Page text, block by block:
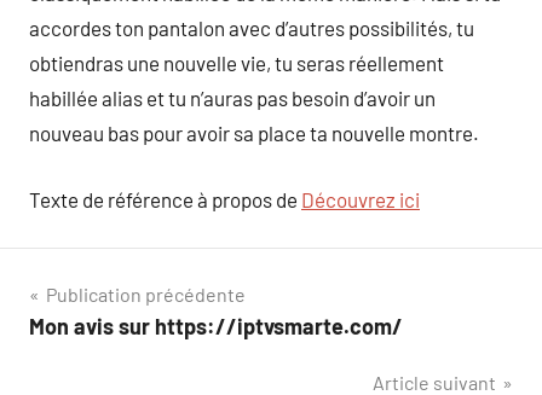
accordes ton pantalon avec d’autres possibilités, tu
obtiendras une nouvelle vie, tu seras réellement
habillée alias et tu n’auras pas besoin d’avoir un
nouveau bas pour avoir sa place ta nouvelle montre.
Texte de référence à propos de Découvrez ici
Navigation
de
Publication précédente
Mon avis sur https://iptvsmarte.com/
Article suivant